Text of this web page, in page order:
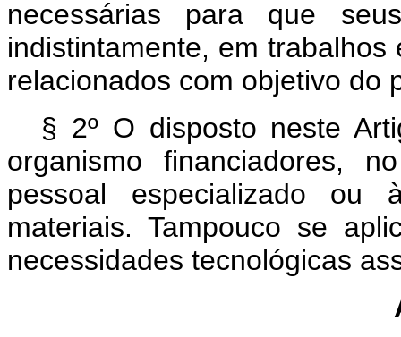
necessárias para que
indistintamente, em
relacionados com objetivo do
§ 2º O disposto neste
organismo financiadores,
pessoal especializado ou
materiais. Tampouco se
necessidades tecnológicas